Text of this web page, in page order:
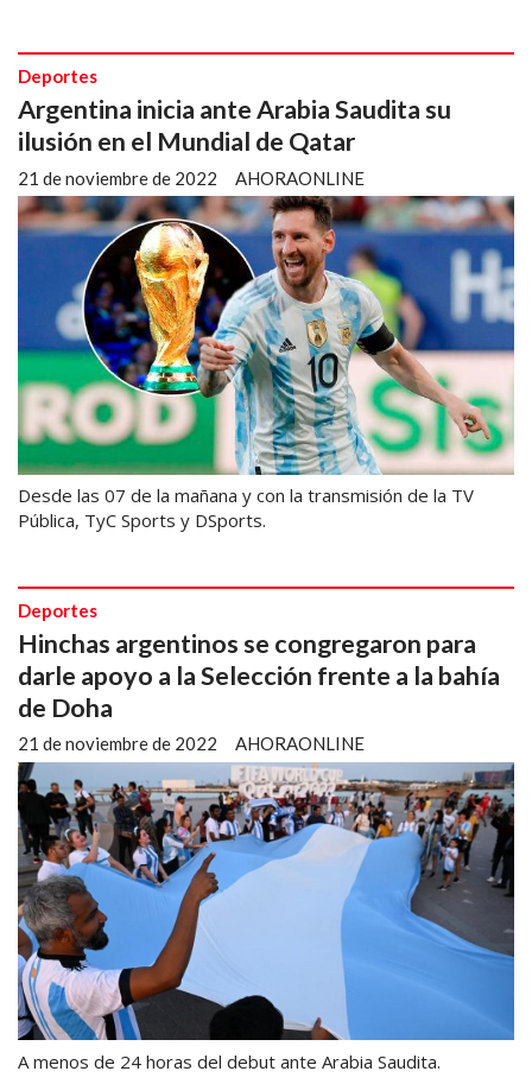
Argentina inicia ante Arabia Saudita su
ilusión en el Mundial de Qatar
AHORAONLINE
Deportes
21 de noviembre de 2022
Desde las 07 de la mañana y con la transmisión de la TV
Pública, TyC Sports y DSports.
Hinchas argentinos se congregaron para
darle apoyo a la Selección frente a la bahía
de Doha
AHORAONLINE
Deportes
21 de noviembre de 2022
A menos de 24 horas del debut ante Arabia Saudita.